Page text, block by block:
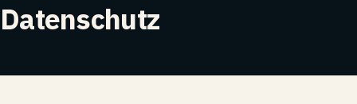
Datenschutz